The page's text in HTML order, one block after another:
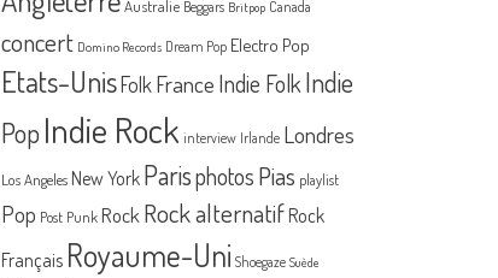
Australie Beggars Britpop Canada
concert Domino Records Dream Pop Electro Pop
Etats-UnisFolk France Indie FolkIndie
PopIndie Rock interview Irlande Londres
Los Angeles New York Parisphotos Pias playlist
Pop Post Punk Rock Rock alternatif Rock
Français Royaume-Uni Shoegaze Suède